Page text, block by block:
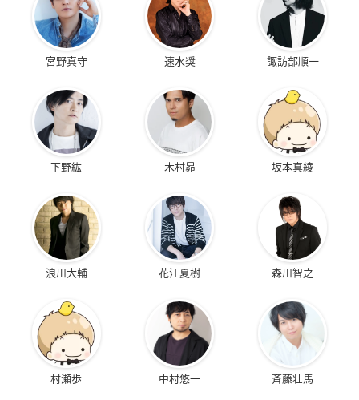
宮野真守 速水奨 諏訪部順一
下野紘 木村昴 坂本真綾
浪川大輔 花江夏樹 森川智之
村瀬歩 中村悠一 斉藤壮馬